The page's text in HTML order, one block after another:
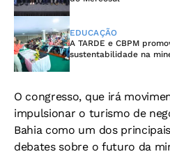
EDUCAÇÃO
A TARDE e CBPM
sustentabilidade na
O congresso, que irá
impulsionar o turismo de
Bahia como um dos
debates sobre o futuro da